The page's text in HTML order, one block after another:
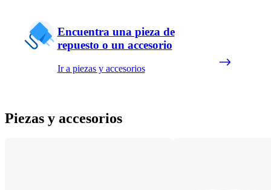
Encuentra una pieza de
repuesto o un accesorio
Ir a piezas y accesorios
Piezas y accesorios